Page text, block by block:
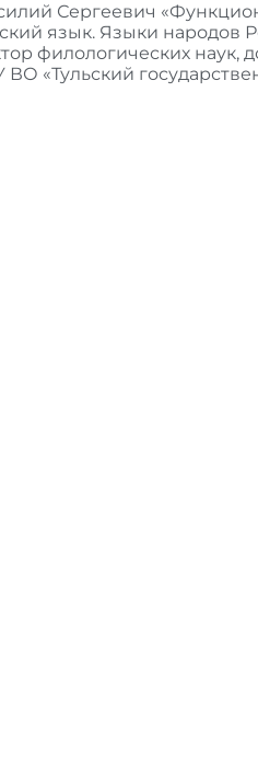
Сергеевич
язык. Языки народов
филологических наук,
«Тульский